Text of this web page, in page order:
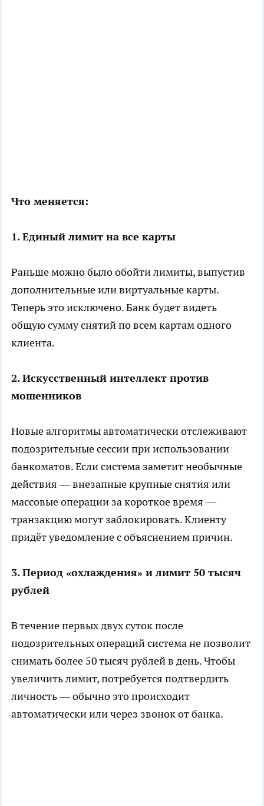
Что меняется:
1. Единый лимит на все карты
Раньше можно было обойти лимиты, выпустив
дополнительные или виртуальные карты.
Теперь это исключено. Банк будет видеть
общую сумму снятий по всем картам одного
клиента.
2. Искусственный интеллект против
мошенников
Новые алгоритмы автоматически отслеживают
подозрительные сессии при использовании
банкоматов. Если система заметит необычные
действия — внезапные крупные снятия или
массовые операции за короткое время —
транзакцию могут заблокировать. Клиенту
придёт уведомление с объяснением причин.
3. Период «охлаждения» и лимит 50 тысяч
рублей
В течение первых двух суток после
подозрительных операций система не позволит
снимать более 50 тысяч рублей в день. Чтобы
увеличить лимит, потребуется подтвердить
личность — обычно это происходит
автоматически или через звонок от банка.